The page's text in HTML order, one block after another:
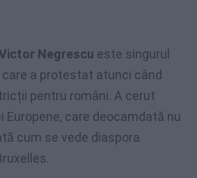
Negrescu este singurul
care a protestat atunci când
pentru români. A cerut
Europene, care deocamdată nu
cum se vede diaspora